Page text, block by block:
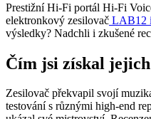
Prestižní Hi-Fi portál Hi-Fi
elektronkový zesilovač LAB12
výsledky? Nadchli i zkušené
Čím jsi získal
Zesilovač překvapil svojí
testování s různými high-end